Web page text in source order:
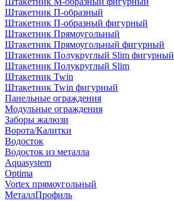
Штакетник П-образный
Штакетник П-образный фигурный
Штакетник Прямоугольный
Штакетник Прямоугольный фигурный
Штакетник Полукруглый Slim фигурный
Штакетник Полукруглый Slim
Штакетник Twin
Штакетник Twin фигурный
Панельные ограждения
Модульные ограждения
Заборы жалюзи
Ворота/Калитки
Водосток
Водосток из металла
Aquasystem
Optima
Vortex прямоугольный
МеталлПрофиль